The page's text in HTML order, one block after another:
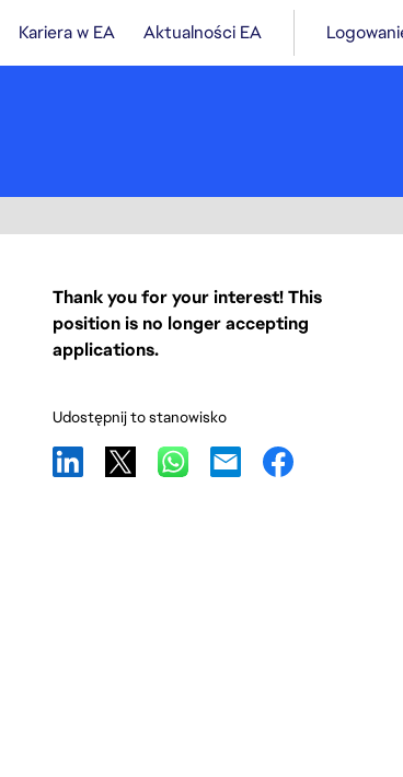
Kariera w EA Aktualności EA
Thank you for your interest! This
position is no longer accepting
applications.
Udostępnij to stanowisko